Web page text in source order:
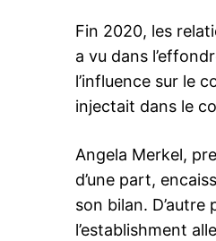
Fin 2020, les
a vu dans
l’influence sur le
injectait dans le
Angela Merkel,
d’une part,
son bilan.
l’establishment